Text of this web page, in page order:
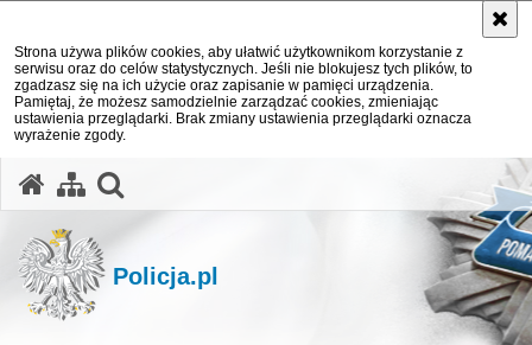
Strona używa plików cookies, aby ułatwić użytkownikom korzystanie z
serwisu oraz do celów statystycznych. Jeśli nie blokujesz tych plików, to
zgadzasz się na ich użycie oraz zapisanie w pamięci urządzenia.
Pamiętaj, że możesz samodzielnie zarządzać cookies, zmieniając
ustawienia przeglądarki. Brak zmiany ustawienia przeglądarki oznacza
wyrażenie zgody.
Policja.pl